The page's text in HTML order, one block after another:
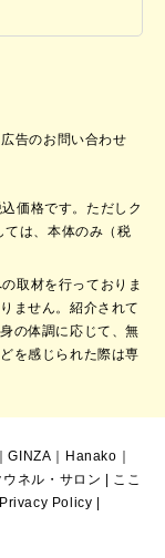
広告のお問い合わせ
価格です。ただしク
は、本体のみ（税
取材を行っておりま
ません。紹介されて
の体調に応じて、無
を感じられた際は専
｜GINZA Hanako
ウネル・サロン
ここ
Privacy Policy